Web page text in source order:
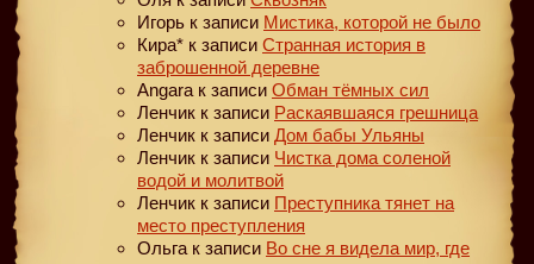
Игорь к записи Мистика, которой не было
Кира* к записи Странная история в
заброшенной деревне
Angara к записи Обман тёмных сил
Ленчик к записи Раскаявшаяся грешница
Ленчик к записи Дом бабы Ульяны
Ленчик к записи Чистка дома соленой
водой и молитвой
Ленчик к записи Преступника тянет на
место преступления
Ольга к записи Во сне я видела мир, где